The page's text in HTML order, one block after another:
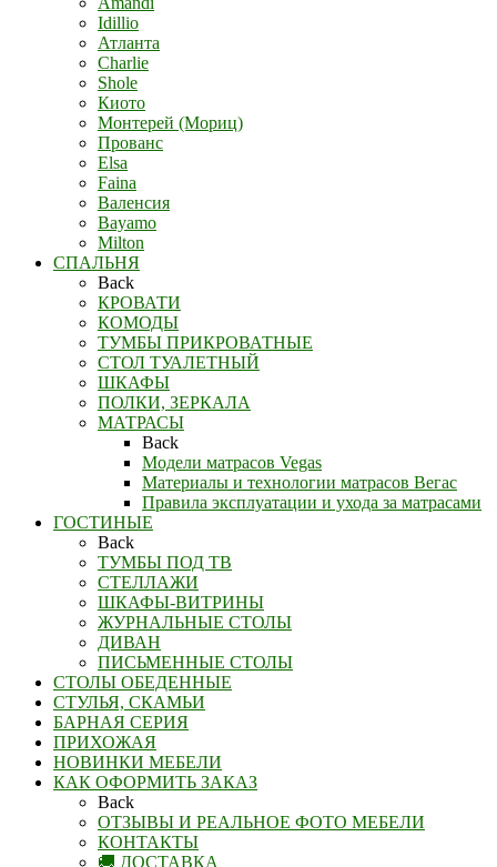
Idillio
Атланта
Charlie
Shole
Киото
Монтерей (Мориц)
Прованс
Elsa
Faina
Валенсия
Bayamo
Milton
СПАЛЬНЯ
Back
КРОВАТИ
КОМОДЫ
ТУМБЫ ПРИКРОВАТНЫЕ
СТОЛ ТУАЛЕТНЫЙ
ШКАФЫ
ПОЛКИ, ЗЕРКАЛА
МАТРАСЫ
Back
Модели матрасов Vegas
Материалы и технологии матрасов Вегас
Правила эксплуатации и ухода за матрасами
ГОСТИНЫЕ
Back
ТУМБЫ ПОД ТВ
СТЕЛЛАЖИ
ШКАФЫ-ВИТРИНЫ
ЖУРНАЛЬНЫЕ СТОЛЫ
ДИВАН
ПИСЬМЕННЫЕ СТОЛЫ
СТОЛЫ ОБЕДЕННЫЕ
СТУЛЬЯ, СКАМЬИ
БАРНАЯ СЕРИЯ
ПРИХОЖАЯ
НОВИНКИ МЕБЕЛИ
КАК ОФОРМИТЬ ЗАКАЗ
Back
ОТЗЫВЫ И РЕАЛЬНОЕ ФОТО МЕБЕЛИ
КОНТАКТЫ
🚚 ДОСТАВКА